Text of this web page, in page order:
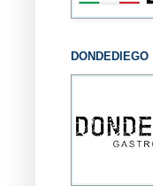
DONDEDIEGO